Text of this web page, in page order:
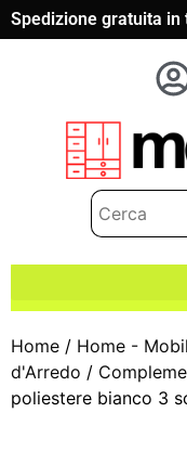
Spedizione gratuita in
Home / Home -
d'Arredo /
poliestere bianco 3